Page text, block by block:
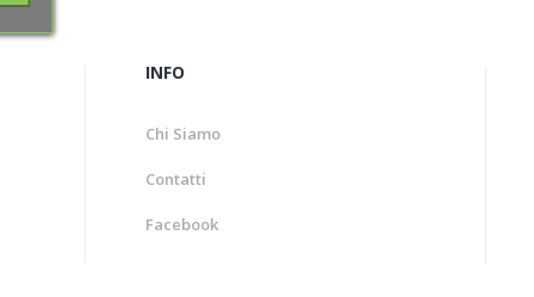
INFO
Chi Siamo
Contatti
Facebook